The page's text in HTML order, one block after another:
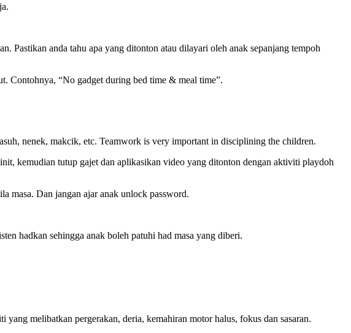
Pastikan anda tahu apa yang ditonton atau dilayari oleh anak sepanjang tempoh
Contohnya, “No gadget during bed time & meal time”.
nenek, makcik, etc. Teamwork is very important in disciplining the children.
kemudian tutup gajet dan aplikasikan video yang ditonton dengan aktiviti playdoh
masa. Dan jangan ajar anak unlock password.
hadkan sehingga anak boleh patuhi had masa yang diberi.
melibatkan pergerakan, deria, kemahiran motor halus, fokus dan sasaran.